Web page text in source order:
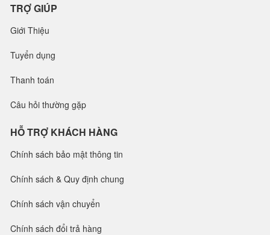
TRỢ GIÚP
Giới Thiệu
Tuyển dụng
Thanh toán
Câu hỏi thường gặp
HỖ TRỢ KHÁCH HÀNG
Chính sách bảo mật thông tin
Chính sách & Quy định chung
Chính sách vận chuyển
Chính sách đổi trả hàng